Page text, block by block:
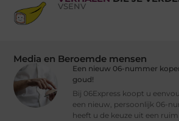
VSENV
Media en Beroemde mensen
Een nieuw 06-nummer
goud!
Bij 06Express koopt u
een nieuw, persoonlijk 06-
heeft u de keuze uit een